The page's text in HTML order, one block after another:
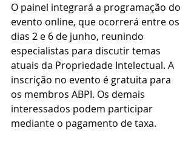
O painel integrará a programação do
evento online, que ocorrerá entre os
dias 2 e 6 de junho, reunindo
especialistas para discutir temas
atuais da Propriedade Intelectual. A
inscrição no evento é gratuita para
os membros ABPI. Os demais
interessados podem participar
mediante o pagamento de taxa.